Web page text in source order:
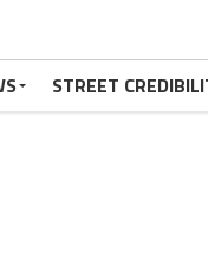
STREET